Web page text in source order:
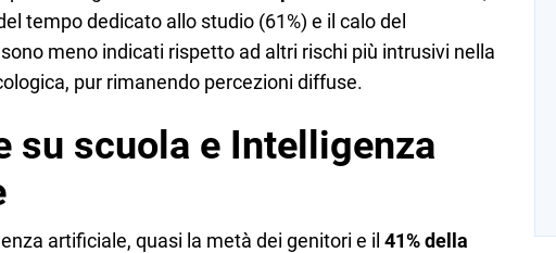
tempo dedicato allo studio (61%) e il calo del
meno indicati rispetto ad altri rischi più intrusivi nella
pur rimanendo percezioni diffuse.
su scuola e Intelligenza
artificiale, quasi la metà dei genitori e il 41% della